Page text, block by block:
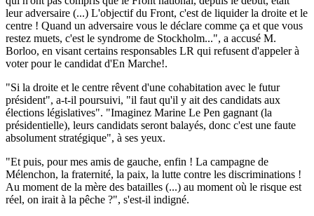
leur adversaire (...) L'objectif du Front, c'est de liquider la droite et le
centre ! Quand un adversaire vous le déclare comme ça et que vous
restez muets, c'est le syndrome de Stockholm...", a accusé M.
Borloo, en visant certains responsables LR qui refusent d'appeler à
voter pour le candidat d'En Marche!.
"Si la droite et le centre rêvent d'une cohabitation avec le futur
président", a-t-il poursuivi, "il faut qu'il y ait des candidats aux
élections législatives". "Imaginez Marine Le Pen gagnant (la
présidentielle), leurs candidats seront balayés, donc c'est une faute
absolument stratégique", à ses yeux.
"Et puis, pour mes amis de gauche, enfin ! La campagne de
Mélenchon, la fraternité, la paix, la lutte contre les discriminations !
Au moment de la mère des batailles (...) au moment où le risque est
réel, on irait à la pêche ?", s'est-il indigné.